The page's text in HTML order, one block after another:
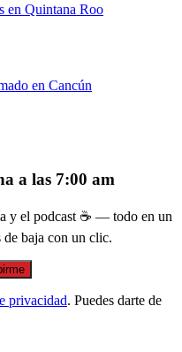
en Quintana Roo
en Cancún
a las 7:00 am
y el podcast ☕ — todo en un
de baja con un clic.
privacidad. Puedes darte de